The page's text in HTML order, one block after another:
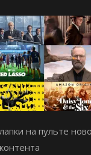
на пульте